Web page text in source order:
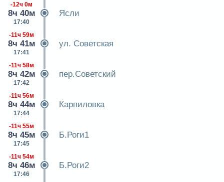
-12ч 0м
8ч 40м
17:40
Ясли
-11ч 59м
8ч 41м
17:41
ул. Советская
-11ч 58м
8ч 42м
17:42
пер.Советский
-11ч 56м
8ч 44м
17:44
Карпиловка
-11ч 55м
8ч 45м
17:45
Б.Роги1
-11ч 54м
8ч 46м
17:46
Б.Роги2